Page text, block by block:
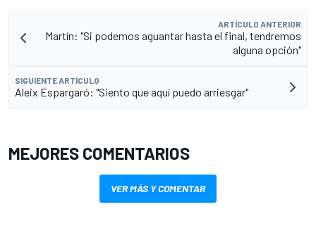
ARTÍCULO ANTERIOR
Martín: "Si podemos aguantar hasta el final, tendremos
alguna opción"
SIGUIENTE ARTÍCULO
Aleix Espargaró: "Siento que aquí puedo arriesgar"
MEJORES COMENTARIOS
VER MÁS Y COMENTAR